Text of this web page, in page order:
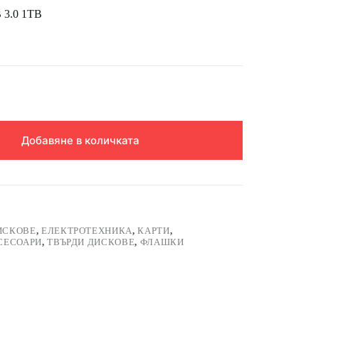
3.0 1TB
Добавяне в количката
, ЕЛЕКТРОТЕХНИКА,КАРТИ,
,ТВЪРДИ ДИСКОВЕ, ФЛАШКИ